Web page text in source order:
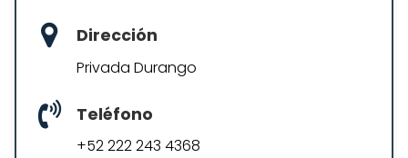
Dirección
Privada Durango
Teléfono
+52 222 243 4368